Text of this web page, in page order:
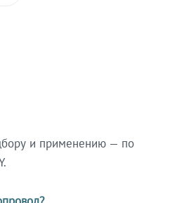
и применению — по